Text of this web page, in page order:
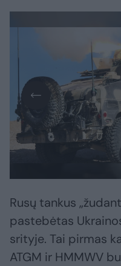
Rusų tankus
pastebėtas
srityje. Tai pirmas
ATGM ir HMMWV